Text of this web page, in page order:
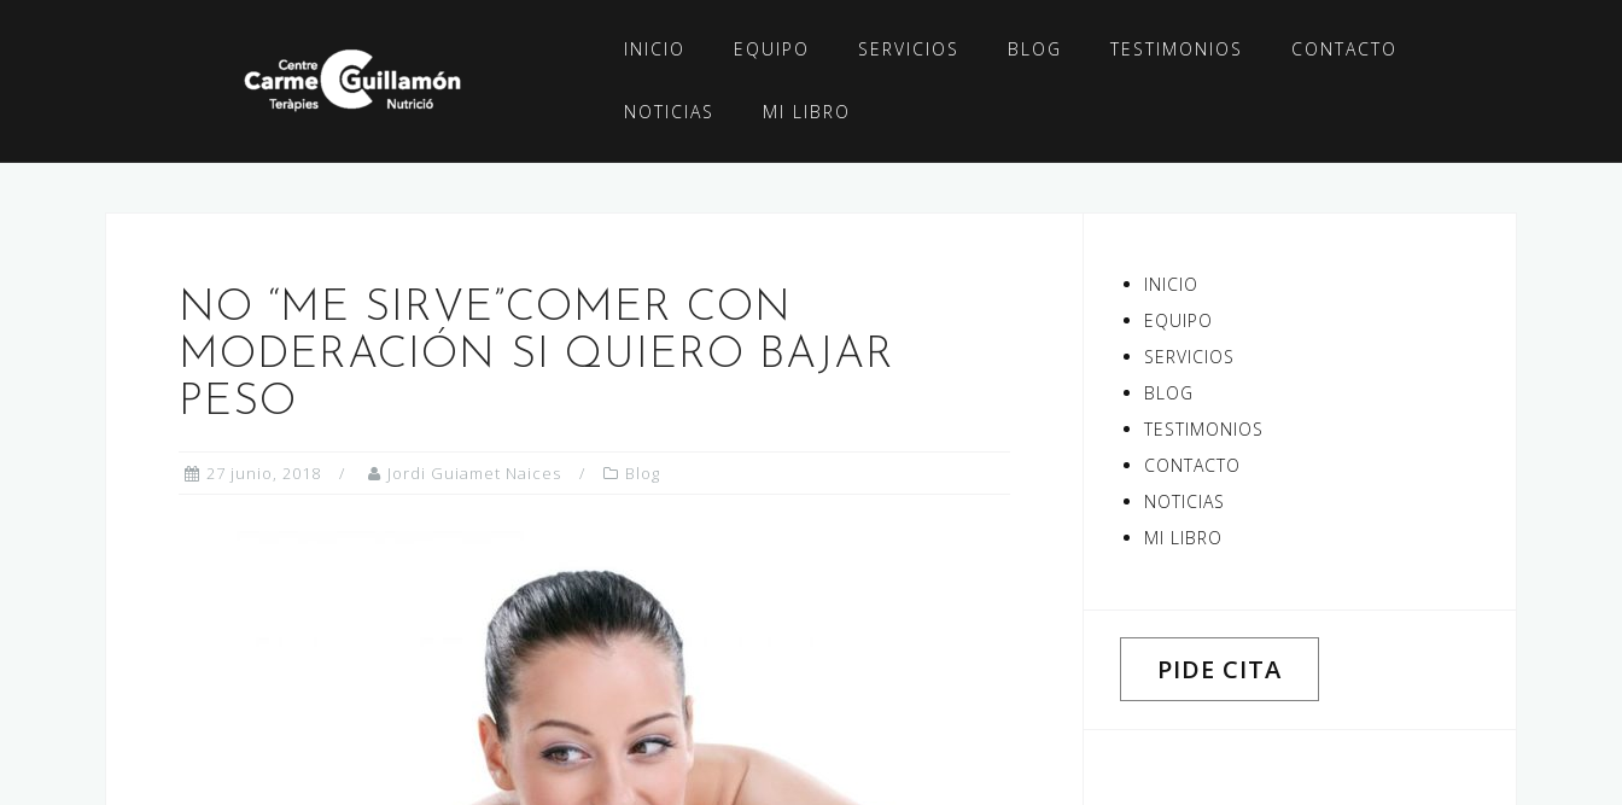
INICIO EQUIPO SERVICIOS BLOG TESTIMONIOS CONTACTO
NOTICIAS MI LIBRO
NO “ME SIRVE”COMER CON
MODERACIÓN SI QUIERO BAJAR
PESO
27 junio, 2018 Jordi Guiamet Naices Blog
INICIO
EQUIPO
SERVICIOS
BLOG
TESTIMONIOS
CONTACTO
NOTICIAS
MI LIBRO
PIDE CITA